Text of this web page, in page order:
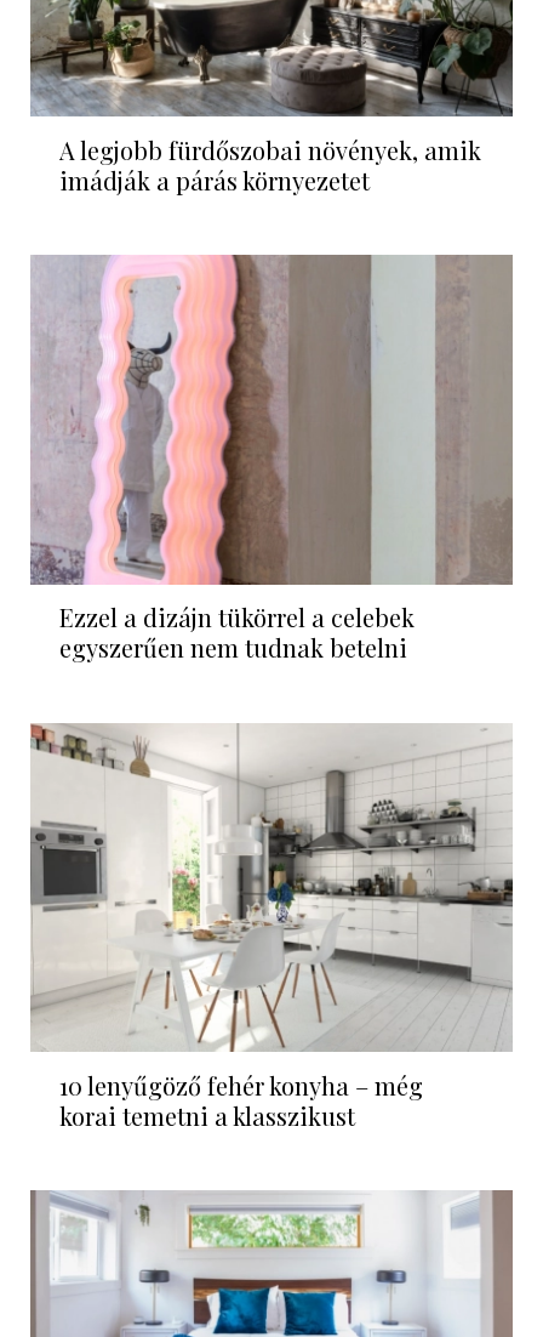
A legjobb fürdőszobai növények, amik
imádják a párás környezetet
Ezzel a dizájn tükörrel a celebek
egyszerűen nem tudnak betelni
10 lenyűgöző fehér konyha – még
korai temetni a klasszikust